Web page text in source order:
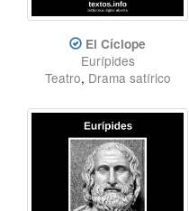
El Cíclope
Eurípides
Teatro, Drama satírico